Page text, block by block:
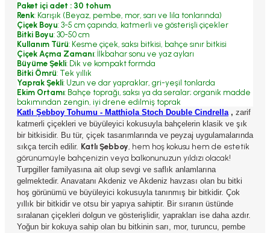
Paket içi adet : 30 tohum
Renk: Karışık (Beyaz, pembe, mor, sarı ve lila tonlarında)
Çiçek Boyu: 3-5 cm çapında, katmerli ve gösterişli çiçekler
Bitki Boyu: 30-50 cm
Kullanım Türü: Kesme çiçek, saksı bitkisi, bahçe sınır bitkisi
Çiçek Açma Zamanı: İlkbahar sonu ve yaz ayları
Büyüme Şekli: Dik ve kompakt formda
Bitki Ömrü: Tek yıllık
Yaprak Şekli: Uzun ve dar yapraklar, gri-yeşil tonlarda
Ekim Ortamı: Bahçe toprağı, saksı ya da seralar; organik madde
bakımından zengin, iyi drene edilmiş toprak
Katlı Şebboy Tohumu - Matthiola Stoch Double Cindrella , zarif
katmerli çiçekleri ve büyüleyici kokusuyla bahçelerin klasik ve şık
bir bitkisidir. Bu tür, çiçek tasarımlarında ve peyzaj uygulamalarında
sıkça tercih edilir. Katlı Şebboy, hem hoş kokusu hem de estetik
görünümüyle bahçenizin veya balkonunuzun yıldızı olacak!
Turpgiller familyasına ait olup sevgi ve saflık anlamlarına
gelmektedir. Anavatanı Akdeniz ve Akdeniz havzası olan bu bitki
hoş görünümü ve büyüleyici kokusuyla tanınmış bir bitkidir. Çok
yıllık bir bitkidir ve otsu bir yapıya sahiptir. Bir sıranın üstünde
sıralanan çiçekleri dolgun ve gösterişlidir, yaprakları ise daha azdır.
Yoğun bir kokuya sahip olan bu bitkinin sarı, mor, turuncu, pembe